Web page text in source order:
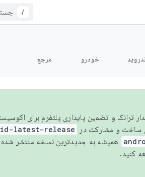
/
خودرو مرجع
پایدار ترانک و تضمین پایداری پلتفرم برای
latest-release
کنید.